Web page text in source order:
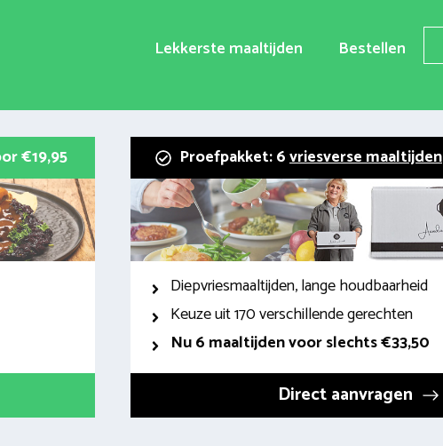
Lekkerste maaltijden Bestellen
€19,95 Proefpakket: 6vriesverse maaltijden
Diepvriesmaaltijden, lange houdbaarheid
Keuze uit 170 verschillende gerechten
Nu 6 maaltijden voor slechts €33,50
Direct aanvragen